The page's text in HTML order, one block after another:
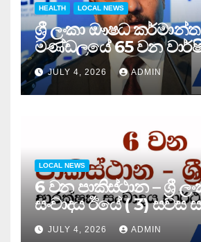
HEALTH LOCAL NEWS
ශ්‍රී ලංකා ඖෂධ කර්මාන්ත
මණ්ඩලයේ 65 වන
සමුළුව සෞඛ්‍ය නියෝජ්‍ය
අමාත්‍යවරයාගේ
JULY 4, 2026 ADMIN
LOCAL NEWS
6 වන පාකිස්ථාන – ශ්‍රී
සංවාදය ඊයේ ( 3) සවස
අවසන් කරයි..
JULY 4, 2026 ADMIN